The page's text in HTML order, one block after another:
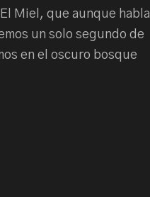
Miel, que aunque habla
un solo segundo de
en el oscuro bosque